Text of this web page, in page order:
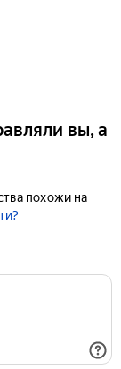
вы, а
похожи на